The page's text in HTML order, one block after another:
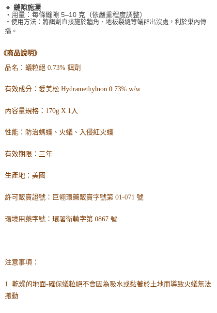
🔸 縫隙施灑
・用量：每條縫隙 5–10 克（依嚴重程度調整）
・ 使用方法：將餌劑直接施於牆角、地板裂縫等蟻群出沒處，利於巢內傳
播。
《商品說明》
品名：蟻粒絕 0.73% 餌劑
有效成分：愛美松 Hydramethylnon 0.73% w/w
內容量規格：170g X 1入
性能：防治螞蟻、火蟻 、入侵紅火蟻
有效期限：三年
生產地：美國
許可販賣證號：巨翎環藥販賣字號第 01-071 號
環境用藥字號：環署衛輸字第 0867 號
注意事項：
1. 乾燥的地面-確保蟻粒絕不會因為吸水或黏著於土地而導致火蟻無法
搬動